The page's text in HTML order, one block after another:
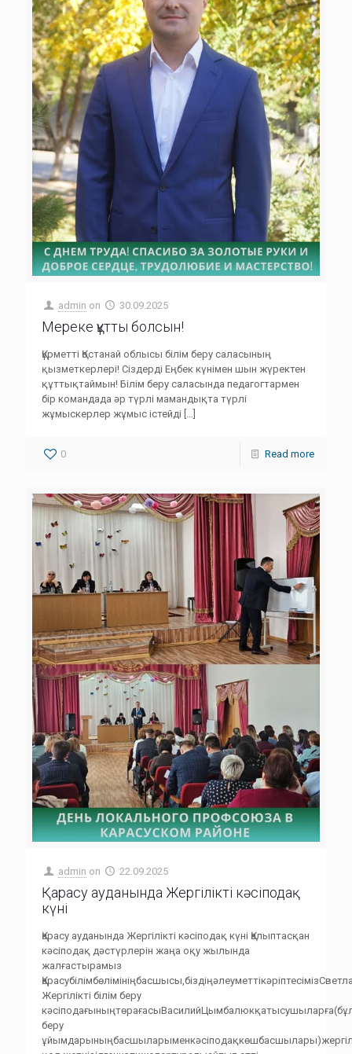
admin on 30.09.2025
Мереке құтты болсын!
Құрметті Қостанай облысы білім беру саласының
қызметкерлері! Сіздерді Еңбек күнімен шын жүректен
құттықтаймын! Білім беру саласында педагогтармен
бір командада әр түрлі мамандықта түрлі
жұмыскерлер жұмыс істейді […]
0 Read more
admin on 22.09.2025
Қарасу ауданында Жергілікті кәсіподақ
күні
Қарасу ауданында Жергілікті кәсіподақ күні Қалыптасқан
кәсіподақ дәстүрлерін жаңа оқу жылында
жалғастырамыз
Жергілікті білім беру
беру